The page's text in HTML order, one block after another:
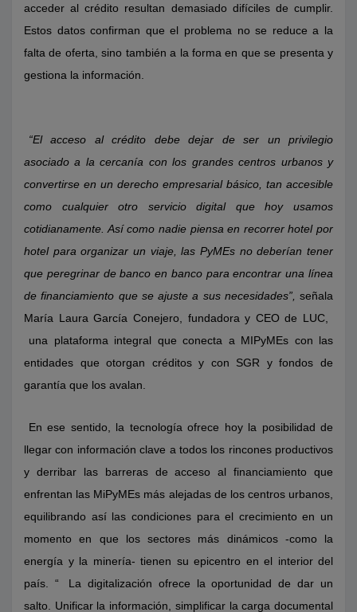
acceder al crédito resultan demasiado difíciles de cumplir.
Estos datos confirman que el problema no se reduce a la
falta de oferta, sino también a la forma en que se presenta y
gestiona la información.
“El acceso al crédito debe dejar de ser un privilegio
asociado a la cercanía con los grandes centros urbanos y
convertirse en un derecho empresarial básico, tan accesible
como cualquier otro servicio digital que hoy usamos
cotidianamente. Así como nadie piensa en recorrer hotel por
hotel para organizar un viaje, las PyMEs no deberían tener
que peregrinar de banco en banco para encontrar una línea
de financiamiento que se ajuste a sus necesidades”, señala
María Laura García Conejero, fundadora y CEO de LUC,
una plataforma integral que conecta a MIPyMEs con las
entidades que otorgan créditos y con SGR y fondos de
garantía que los avalan.
En ese sentido, la tecnología ofrece hoy la posibilidad de
llegar con información clave a todos los rincones productivos
y derribar las barreras de acceso al financiamiento que
enfrentan las MiPyMEs más alejadas de los centros urbanos,
equilibrando así las condiciones para el crecimiento en un
momento en que los sectores más dinámicos -como la
energía y la minería- tienen su epicentro en el interior del
país. “
La digitalización ofrece la oportunidad de dar un
salto. Unificar la información, simplificar la carga documental